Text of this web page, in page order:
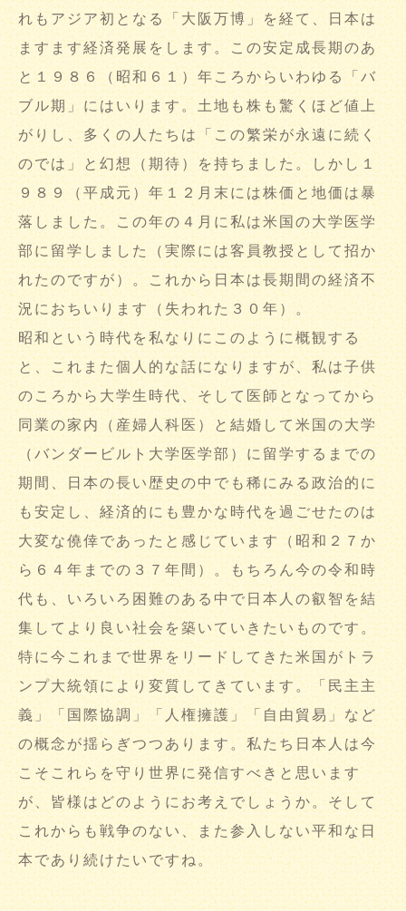
れもアジア初となる「大阪万博」を経て、日本は
ますます経済発展をします。この安定成長期のあ
と１９８６（昭和６１）年ころからいわゆる「バ
ブル期」にはいります。土地も株も驚くほど値上
がりし、多くの人たちは「この繁栄が永遠に続く
のでは」と幻想（期待）を持ちました。しかし１
９８９（平成元）年１２月末には株価と地価は暴
落しました。この年の４月に私は米国の大学医学
部に留学しました（実際には客員教授として招か
れたのですが）。これから日本は長期間の経済不
況におちいります（失われた３０年）。
昭和という時代を私なりにこのように概観する
と、これまた個人的な話になりますが、私は子供
のころから大学生時代、そして医師となってから
同業の家内（産婦人科医）と結婚して米国の大学
（バンダービルト大学医学部）に留学するまでの
期間、日本の長い歴史の中でも稀にみる政治的に
も安定し、経済的にも豊かな時代を過ごせたのは
大変な僥倖であったと感じています（昭和２７か
ら６４年までの３７年間）。もちろん今の令和時
代も、いろいろ困難のある中で日本人の叡智を結
集してより良い社会を築いていきたいものです。
特に今これまで世界をリードしてきた米国がトラ
ンプ大統領により変質してきています。「民主主
義」「国際協調」「人権擁護」「自由貿易」など
の概念が揺らぎつつあります。私たち日本人は今
こそこれらを守り世界に発信すべきと思います
が、皆様はどのようにお考えでしょうか。そして
これからも戦争のない、また参入しない平和な日
本であり続けたいですね。